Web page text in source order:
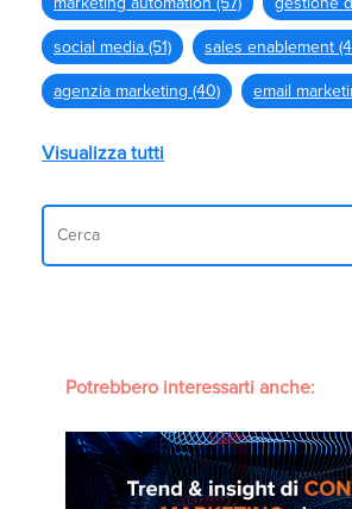
social media (51) sales enablement
agenzia marketing (40) email
Visualizza tutti
Potrebbero interessarti anche: